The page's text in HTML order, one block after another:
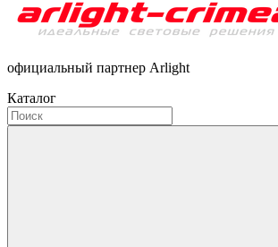
официальный партнер Arlight
Каталог